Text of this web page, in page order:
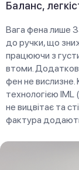
Баланс,
Вага фена лише
до ручки, що
працюючи з
втоми.
фен не вислизне.
технологією
не вицвітає та
фактура